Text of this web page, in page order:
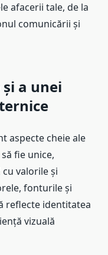
afacerii tale, de la
comunicării și
a unei
aspecte cheie ale
fie unice,
valorile și
fonturile și
reflecte identitatea
vizuală